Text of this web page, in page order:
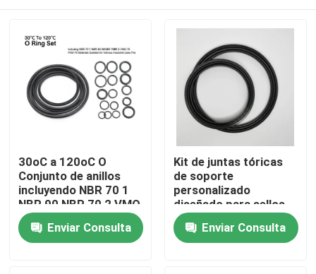
Inicio
Productos
30oC a 120oC O
Conjunto de anillos
incluyendo NBR 70 1
NBR 90 NBR 70 2 VMQ
70 FKM 70 Materiales
adecuados para
diversos usos
Enviar Consulta
Kit de juntas tóricas
de soporte
personalizado
diseñado para sellos
de maquinaria
Daewoo, que garantiza
un rendimiento a
Enviar Consulta